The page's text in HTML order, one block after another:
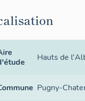
Hauts de
Pugny-